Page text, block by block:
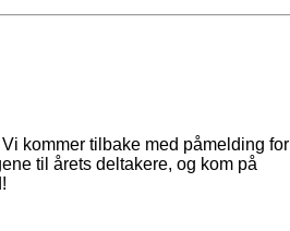
kommer tilbake med påmelding for
til årets deltakere, og kom på